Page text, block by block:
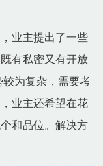
业主提出了一些
有私密又有开放
较为复杂，需要考
业主还希望在花
和品位。解决方